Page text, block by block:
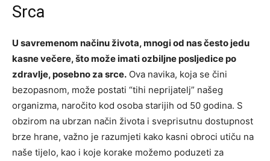
Srca
U savremenom načinu života, mnogi od nas često jedu
kasne večere, što može imati ozbiljne posljedice po
zdravlje, posebno za srce. Ova navika, koja se čini
bezopasnom, može postati “tihi neprijatelj” našeg
organizma, naročito kod osoba starijih od 50 godina. S
obzirom na ubrzan način života i sveprisutnu dostupnost
brze hrane, važno je razumjeti kako kasni obroci utiču na
naše tijelo, kao i koje korake možemo poduzeti za